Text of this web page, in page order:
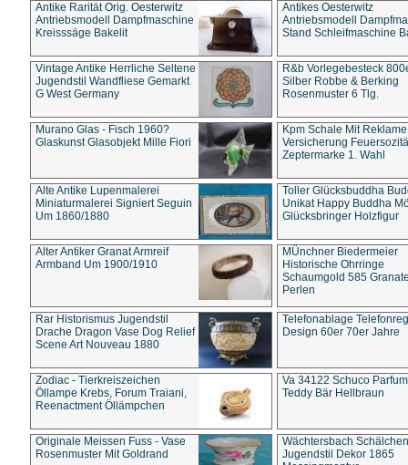
Antike Rarität Orig. Oesterwitz
Antriebsmodell Dampfmaschine
Kreisssäge Bakelit
Antikes Oesterwitz
Antriebsmodell
Stand Schleifmaschine
Vintage Antike Herrliche Seltene
Jugendstil Wandfliese Gemarkt
G West Germany
R&b Vorlegebesteck
Silber Robbe & Berking
Rosenmuster 6 Tlg.
Murano Glas - Fisch 1960?
Glaskunst Glasobjekt Mille Fiori
Kpm Schale Mit Reklame
Versicherung
Zeptermarke 1. Wahl
Alte Antike Lupenmalerei
Miniaturmalerei Signiert Seguin
Um 1860/1880
Toller Glücksbuddha
Unikat Happy Buddha
Glücksbringer Holzfigur
Alter Antiker Granat Armreif
Armband Um 1900/1910
MÜnchner Biedermeier
Historische Ohrringe
Schaumgold 585
Perlen
Rar Historismus Jugendstil
Drache Dragon Vase Dog Relief
Scene Art Nouveau 1880
Telefonablage
Design 60er 70er Jahre
Zodiac - Tierkreiszeichen
Öllampe Krebs, Forum Traiani,
Reenactment Öllämpchen
Va 34122 Schuco
Teddy Bär Hellbraun
Originale Meissen Fuss - Vase
Rosenmuster Mit Goldrand
Wächtersbach Schälchen
Jugendstil Dekor 1865